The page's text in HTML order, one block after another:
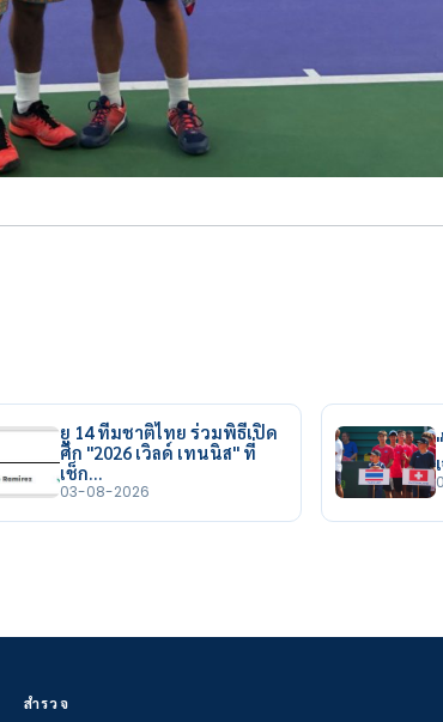
ยู 14 ทีมชาติไทย ร่วมพิธีเปิด
ศึก "2026 เวิลด์ เทนนิส" ที่
เช็ก…
03-08-2026
สำรวจ